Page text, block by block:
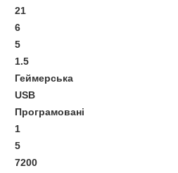
21
6
5
1.5
Геймерська
USB
Програмовані
1
5
7200